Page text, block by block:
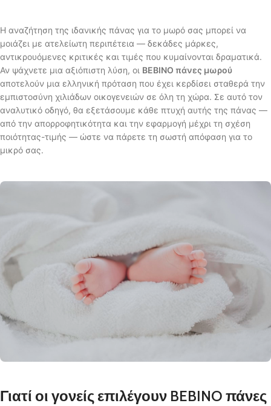
Η αναζήτηση της ιδανικής πάνας για το μωρό σας μπορεί να
μοιάζει με ατελείωτη περιπέτεια — δεκάδες μάρκες,
αντικρουόμενες κριτικές και τιμές που κυμαίνονται δραματικά.
Αν ψάχνετε μια αξιόπιστη λύση, οι BEBINO πάνες μωρού
αποτελούν μια ελληνική πρόταση που έχει κερδίσει σταθερά την
εμπιστοσύνη χιλιάδων οικογενειών σε όλη τη χώρα. Σε αυτό τον
αναλυτικό οδηγό, θα εξετάσουμε κάθε πτυχή αυτής της πάνας —
από την απορροφητικότητα και την εφαρμογή μέχρι τη σχέση
ποιότητας-τιμής — ώστε να πάρετε τη σωστή απόφαση για το
μικρό σας.
Γιατί οι γονείς επιλέγουν BEBINO πάνες